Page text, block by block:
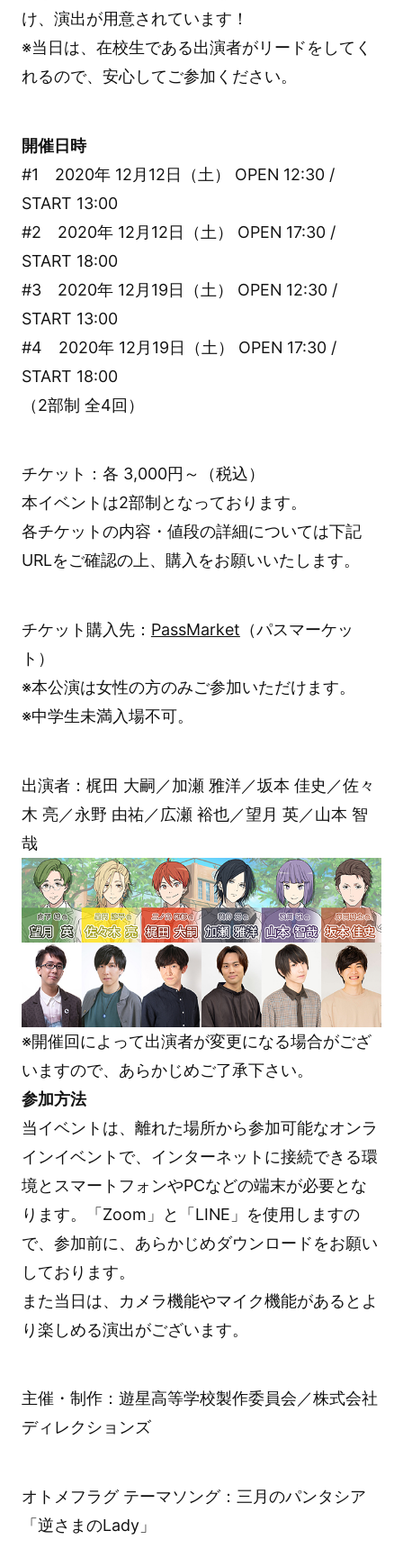
け、演出が用意されています！
※当日は、在校生である出演者がリードをしてく
れるので、安心してご参加ください。
開催日時
#1 2020年 12月12日（土） OPEN 12:30 /
START 13:00
#2 2020年 12月12日（土） OPEN 17:30 /
START 18:00
#3 2020年 12月19日（土） OPEN 12:30 /
START 13:00
#4 2020年 12月19日（土） OPEN 17:30 /
START 18:00
（2部制 全4回）
チケット：各 3,000円～（税込）
本イベントは2部制となっております。
各チケットの内容・値段の詳細については下記
URLをご確認の上、購入をお願いいたします。
チケット購入先： PassMarket （パスマーケッ
ト）
※本公演は女性の方のみご参加いただけます。
※中学生未満入場不可。
出演者：梶田 大嗣／加瀬 雅洋／坂本 佳史／佐々
木 亮／永野 由祐／広瀬 裕也／望月 英／山本 智
哉
※開催回によって出演者が変更になる場合がござ
いますので、あらかじめご了承下さい。
参加方法
当イベントは、離れた場所から参加可能なオンラ
インイベントで、インターネットに接続できる環
境とスマートフォンやPCなどの端末が必要とな
ります。「Zoom」と「LINE」を使用しますの
で、参加前に、あらかじめダウンロードをお願い
しております。
また当日は、カメラ機能やマイク機能があるとよ
り楽しめる演出がございます。
主催・制作：遊星高等学校製作委員会／株式会社
ディレクションズ
オトメフラグ テーマソング：三月のパンタシア
「逆さまのLady」